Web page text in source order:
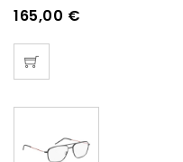
165,00 €